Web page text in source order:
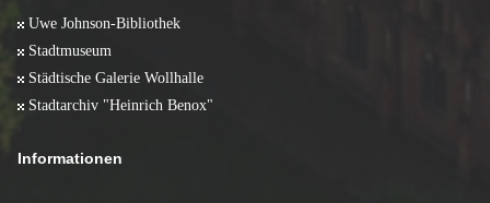
Uwe Johnson-Bibliothek
Stadtmuseum
Städtische Galerie Wollhalle
Stadtarchiv "Heinrich Benox"
Informationen